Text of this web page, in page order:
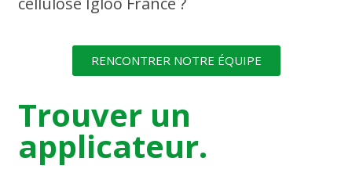
RENCONTRER NOTRE ÉQUIPE
Trouver un
applicateur.